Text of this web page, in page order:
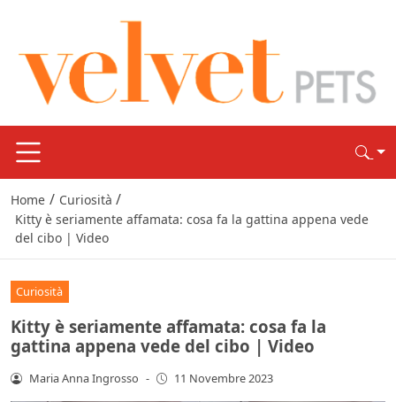
Home / Curiosità /
Kitty è seriamente affamata: cosa fa la gattina appena vede
del cibo | Video
Curiosità
Kitty è seriamente affamata: cosa fa la
gattina appena vede del cibo | Video
Maria Anna Ingrosso - 11 Novembre 2023